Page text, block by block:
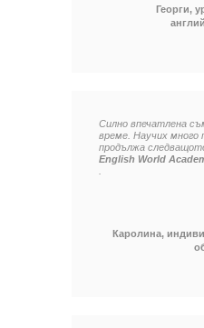
Георги,
Силно впечатлена
време. Научих много
продължа
English World
Каролина,